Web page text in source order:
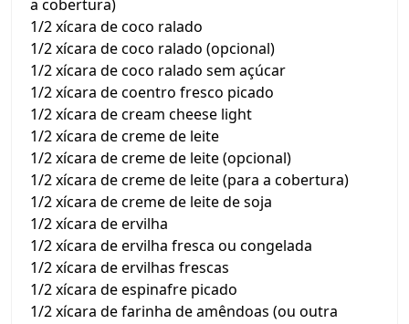
a cobertura)
1/2 xícara de coco ralado
1/2 xícara de coco ralado (opcional)
1/2 xícara de coco ralado sem açúcar
1/2 xícara de coentro fresco picado
1/2 xícara de cream cheese light
1/2 xícara de creme de leite
1/2 xícara de creme de leite (opcional)
1/2 xícara de creme de leite (para a cobertura)
1/2 xícara de creme de leite de soja
1/2 xícara de ervilha
1/2 xícara de ervilha fresca ou congelada
1/2 xícara de ervilhas frescas
1/2 xícara de espinafre picado
1/2 xícara de farinha de amêndoas (ou outra